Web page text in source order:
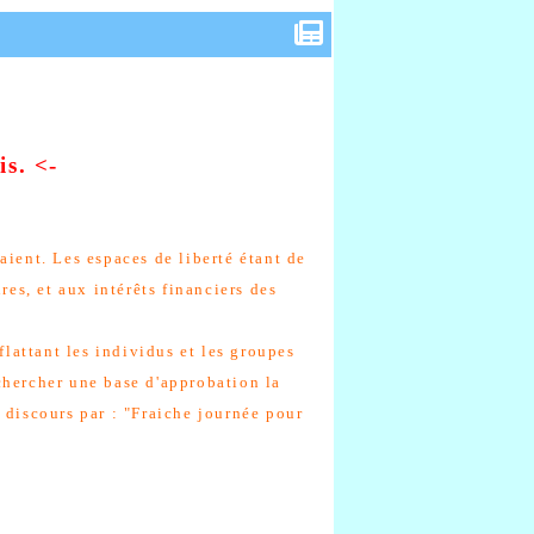
. <-
Les espaces de liberté étant de
et aux intérêts financiers des
les individus et les groupes
une base d'approbation la
par : "Fraiche journée pour